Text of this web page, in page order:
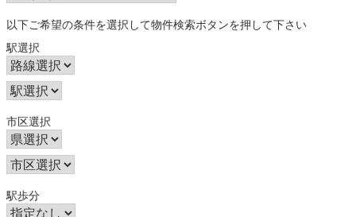
以下ご希望の条件を選択して物件検索ボタンを押して下さい
駅選択
市区選択
駅歩分